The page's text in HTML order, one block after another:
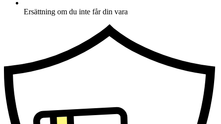
Ersättning om du inte får din vara